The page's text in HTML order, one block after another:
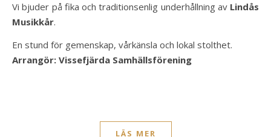
Vi bjuder på fika och traditionsenlig underhållning av Lindås
Musikkår.
En stund för gemenskap, vårkänsla och lokal stolthet.
Arrangör: Vissefjärda Samhällsförening
LÄS MER